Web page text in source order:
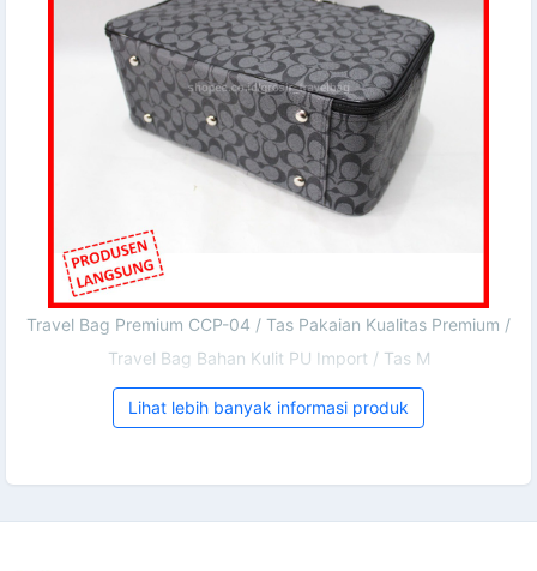
Travel Bag Premium CCP-04 / Tas Pakaian Kualitas Premium /
Travel Bag Bahan Kulit PU Import / Tas M
Lihat lebih banyak informasi produk